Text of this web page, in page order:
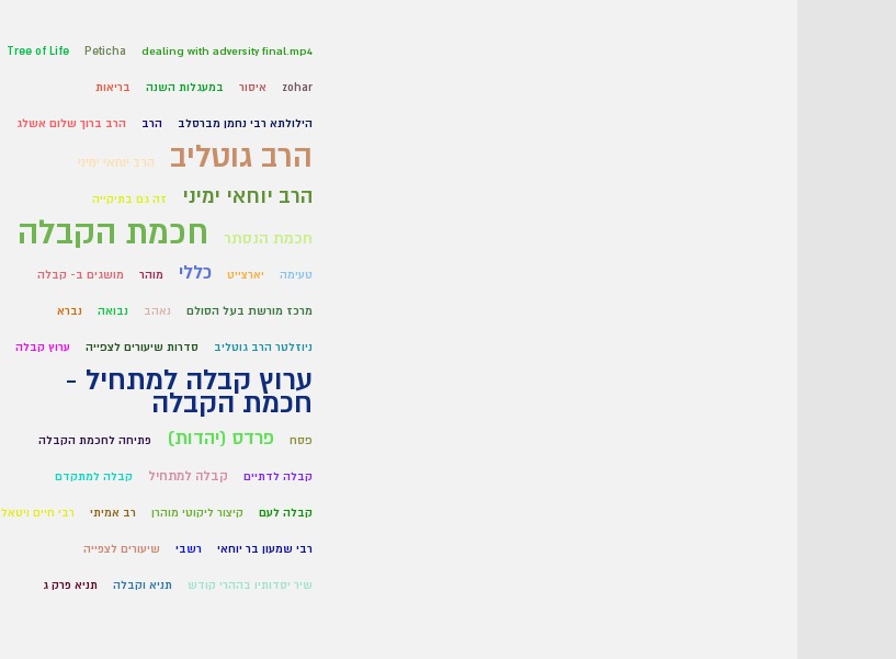
dealing with adversity final.mp4
Peticha
Tree of Life
zohar איסור במעגלות השנה בריאות
הילולתא רבי נחמן מברסלב הרב הרב ברוך שלום אשלג
הרב גוטליב הרב יוחאי ימיני
הרב יוחאי ימיני זה גם בתיקייה
חכמת הנסתר חכמת הקבלה
טעימה יארצייט כללי מוהר מושגים ב- קבלה
מרכז מורשת בעל הסולם נאהב נבואה נברא
ניוזלטר הרב גוטליב סדרות שיעורים לצפייה ערוץ קבלה
ערוץ קבלה למתחיל -
חכמת הקבלה
פסח פרדס (יהדות) פתיחה לחכמת הקבלה
קבלה לדתיים קבלה למתחיל קבלה למתקדם
קבלה לעם קיצור ליקוטי מוהרן רב אמיתי רבי חיים ויטאל
רבי שמעון בר יוחאי רשבי שיעורים לצפייה
שיר יסדותיו בההרי קודש תניא וקבלה תניא פרק ג